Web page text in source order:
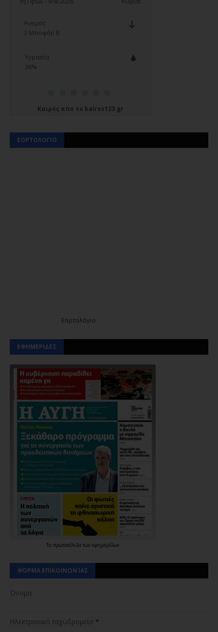
Καιρός από το kairos123.gr
ΕΟΡΤΟΛΟΓΙΟ
Εορτολόγιο
ΕΦΗΜΕΡΙΔΕΣ
Τα πρωτοσέλιδα των εφημερίδων
ΦΌΡΜΑ ΕΠΙΚΟΙΝΩΝΊΑΣ
Όνομα
Ηλεκτρονικό ταχυδρομείο *